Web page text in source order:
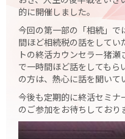
的に開催しました。
今回の第一部の「相続」
間ほど相続税の話をしてい
トの終活カウンセラー猪
で一時間ほど話をしても
の方は、熱心に話を聞いて
今後も定期的に終活セミ
のご参加をお待ちしており